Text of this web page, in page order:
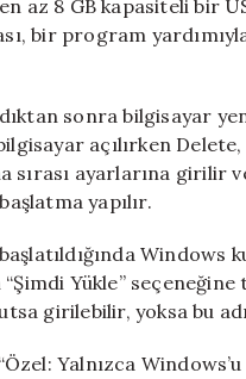
az 8 GB kapasiteli bir
bir program
sonra bilgisayar
açılırken Delete,
sırası ayarlarına girilir
yapılır.
Yükle”
girilebilir, yoksa bu
Yalnızca